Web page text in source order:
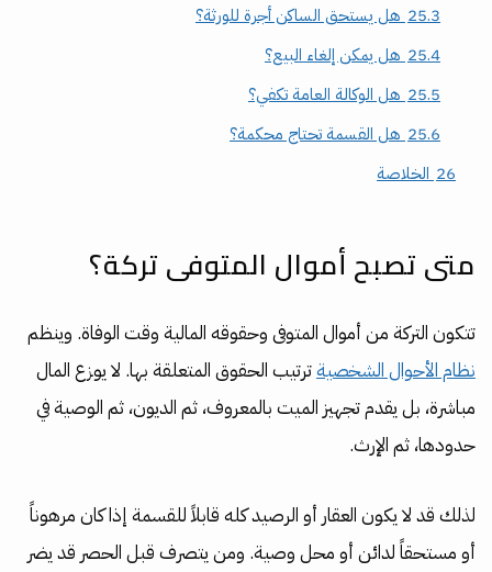
25.3 هل يستحق الساكن أجرة للورثة؟
25.4 هل يمكن إلغاء البيع؟
25.5 هل الوكالة العامة تكفي؟
25.6 هل القسمة تحتاج محكمة؟
26 الخلاصة
متى تصبح أموال المتوفى تركة؟
تتكون التركة من أموال المتوفى وحقوقه المالية وقت الوفاة. وينظم
نظام الأحوال الشخصيةترتيب الحقوق المتعلقة بها. لا يوزع المال
مباشرة، بل يقدم تجهيز الميت بالمعروف، ثم الديون، ثم الوصية في
حدودها، ثم الإرث.
لذلك قد لا يكون العقار أو الرصيد كله قابلاً للقسمة إذا كان مرهوناً
أو مستحقاً لدائن أو محل وصية. ومن يتصرف قبل الحصر قد يضر